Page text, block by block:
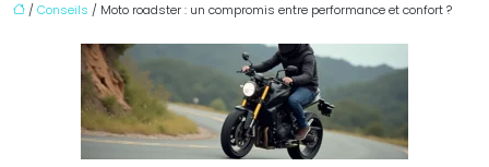
/Conseils / Moto roadster : un compromis entre performance et confort ?